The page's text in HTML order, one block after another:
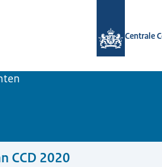
Centrale
CCD 2020